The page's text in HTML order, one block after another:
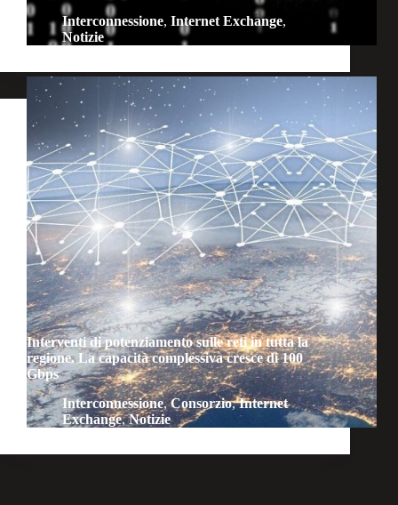
Interconnessione, Internet Exchange,
Notizie
Interventi di potenziamento sulle reti in tutta la
regione. La capacità complessiva cresce di 100
Gbps
Interconnessione,Consorzio,Internet
Exchange,Notizie